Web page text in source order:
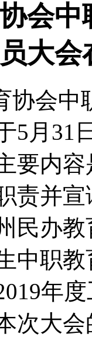
会
大
会中
5月31
要内
责并
民办
中职
年
次大